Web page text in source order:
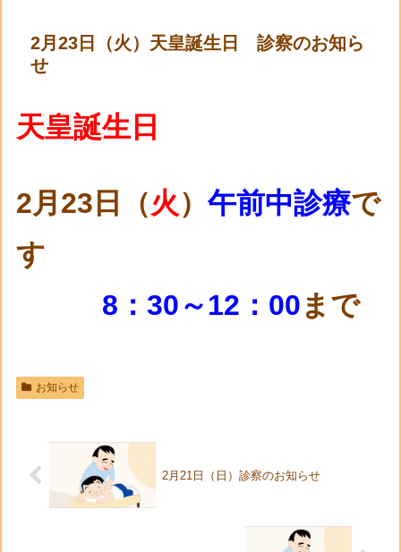
2月23日（火）天皇誕生日 診察のお知ら
せ
天皇誕生日
2月23 日（火）午前中診療で
す
8：30～12：00まで
お知らせ
2月21日（日）診察のお知らせ